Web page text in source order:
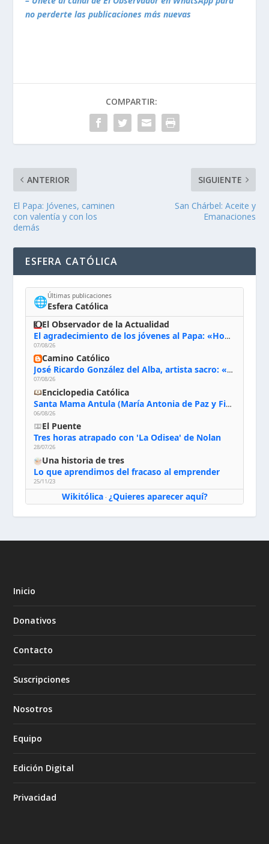
no perderte las publicaciones más nuevas
COMPARTIR:
ANTERIOR
El Papa: Jóvenes, caminen
con valentía y con los
demás
SIGUIENTE
San Chárbel: Aceite y
Emanaciones
ESFERA CATÓLICA
🌐Últimas publicaciones
Esfera Católica
El Observador de la Actualidad
El agradecimiento de los jóvenes al Papa: «Hoy nos sentimos Iglesia»
07/08/26
Camino Católico
José Ricardo González del Alba, artista sacro: «Yo oro, hablo con Dios, le pido al Espíritu Santo su inspiración y siempre pinto rezando el rosario para que sea Él quien actúe a través de mis manos»
07/08/26
Enciclopedia Católica
Santa Mama Antula (María Antonia de Paz y Figueroa)
06/08/26
El Puente
Tres horas atrapado con 'La Odisea' de Nolan
28/07/26
Una historia de tres
Lo que aprendimos del fracaso al emprender
25/11/23
Wikitólica· ¿Quieres aparecer aquí?
Inicio
Donativos
Contacto
Suscripciones
Nosotros
Equipo
Edición Digital
Privacidad